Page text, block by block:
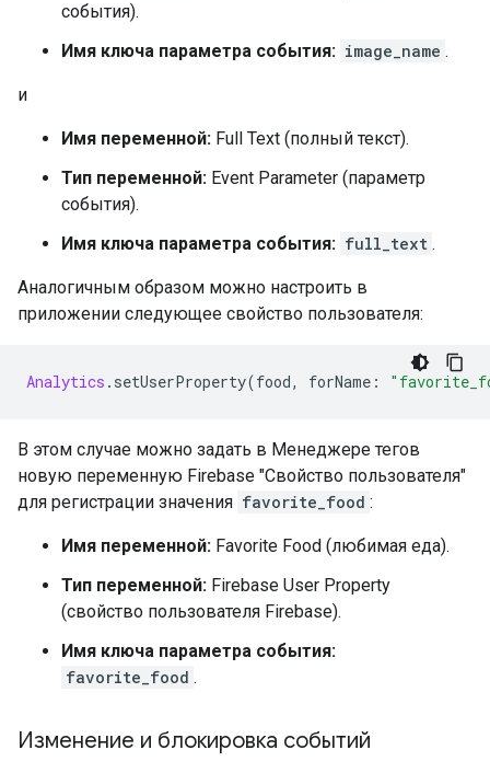
события).
Имя ключа параметра события: image_name .
и
Имя переменной: Full Text (полный текст).
Тип переменной: Event Parameter (параметр
события).
Имя ключа параметра события: full_text .
Аналогичным образом можно настроить в
приложении следующее свойство пользователя:
Analytics . setUserProperty(food, forName :
В этом случае можно задать в Менеджере тегов
новую переменную Firebase "Свойство пользователя"
для регистрации значения favorite_food :
Имя переменной: Favorite Food (любимая еда).
Тип переменной: Firebase User Property
(свойство пользователя Firebase).
Имя ключа параметра события:
favorite_food .
Изменение и блокировка событий